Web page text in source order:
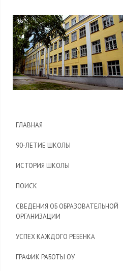
ГЛАВНАЯ
90-ЛЕТИЕ ШКОЛЫ
ИСТОРИЯ ШКОЛЫ
ПОИСК
СВЕДЕНИЯ ОБ ОБРАЗОВАТЕЛЬНОЙ
ОРГАНИЗАЦИИ
УСПЕХ КАЖДОГО РЕБЕНКА
ГРАФИК РАБОТЫ ОУ